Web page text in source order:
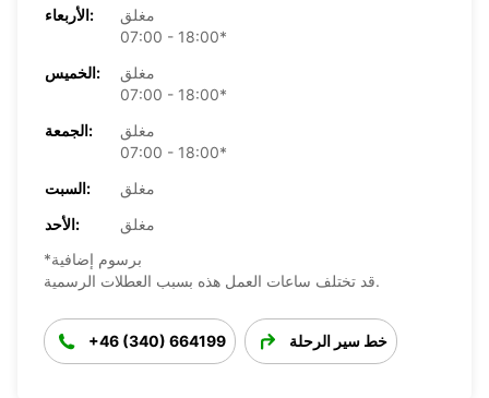
الأربعاء:
مغلق
07:00 - 18:00*
الخميس:
مغلق
07:00 - 18:00*
الجمعة:
مغلق
07:00 - 18:00*
السبت:
مغلق
الأحد:
مغلق
*برسوم إضافية
قد تختلف ساعات العمل هذه بسبب العطلات الرسمية.
+46 (340) 664199 خط سير الرحلة